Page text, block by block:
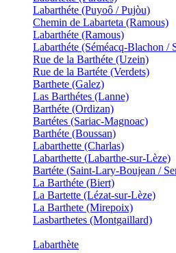
Labarthéte (Puyoô / Pujòu)
Chemin de Labarteta (Ramous)
Labarthéte (Ramous)
Labarthéte (Séméacq-Blachon /
Rue de la Barthéte (Uzein)
Rue de la Bartéte (Verdets)
Barthete (Galez)
Las Barthétes (Lanne)
Barthéte (Ordizan)
Bartétes (Sariac-Magnoac)
Barthéte (Boussan)
Labarthette (Charlas)
Labarthette (Labarthe-sur-Lèze)
Bartéte (Saint-Lary-Boujean /
La Barthéte (Biert)
La Bartette (Lézat-sur-Lèze)
La Barthete (Mirepoix)
Lasbarthetes (Montgaillard)
Labarthète